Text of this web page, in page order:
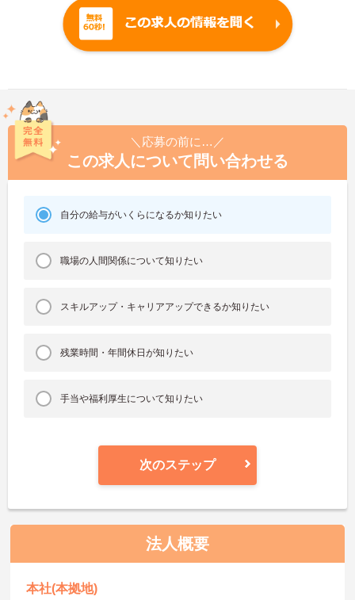
＼応募の前に…／
この求人について問い合わせる
自分の給与がいくらになるか知りたい
職場の人間関係について知りたい
スキルアップ・キャリアアップできるか知りたい
残業時間・年間休日が知りたい
手当や福利厚生について知りたい
次のステップ
法人概要
本社(本拠地)